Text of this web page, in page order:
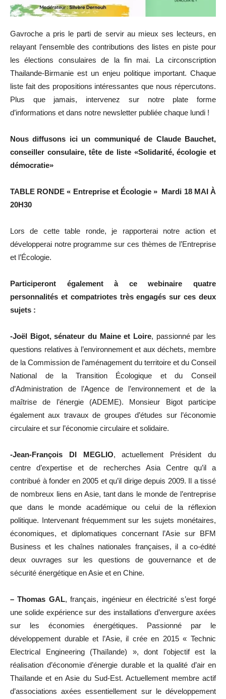
Gavroche a pris le parti de servir au mieux ses lecteurs, en
relayant l’ensemble des contributions des listes en piste pour
les élections consulaires de la fin mai. La circonscription
Thailande-Birmanie est un enjeu politique important. Chaque
liste fait des propositions intéressantes que nous répercutons.
Plus que jamais, intervenez sur notre plate forme
d’informations et dans notre newsletter publiée chaque lundi !
Nous diffusons ici un communiqué de Claude Bauchet,
conseiller consulaire, tête de liste «Solidarité, écologie et
démocratie»
TABLE RONDE « Entreprise et Écologie » Mardi 18 MAI À
20H30
Lors de cette table ronde, je rapporterai notre action et
développerai notre programme sur ces thèmes de l’Entreprise
et l’Écologie.
Participeront également à ce webinaire quatre
personnalités et compatriotes très engagés sur ces deux
sujets :
-Joël Bigot, sénateur du Maine et Loire, passionné par les
questions relatives à l’environnement et aux déchets, membre
de la Commission de l’aménagement du territoire et du Conseil
National de la Transition Écologique et du Conseil
d’Administration de l’Agence de l’environnement et de la
maîtrise de l’énergie (ADEME). Monsieur Bigot participe
également aux travaux de groupes d’études sur l’économie
circulaire et sur l’économie circulaire et solidaire.
-Jean-François DI MEGLIO, actuellement Président du
centre d’expertise et de recherches Asia Centre qu’il a
contribué à fonder en 2005 et qu’il dirige depuis 2009. Il a tissé
de nombreux liens en Asie, tant dans le monde de l’entreprise
que dans le monde académique ou celui de la réflexion
politique. Intervenant fréquemment sur les sujets monétaires,
économiques, et diplomatiques concernant l’Asie sur BFM
Business et les chaînes nationales françaises, il a co-édité
deux ouvrages sur les questions de gouvernance et de
sécurité énergétique en Asie et en Chine.
– Thomas GAL, français, ingénieur en électricité s’est forgé
une solide expérience sur des installations d’envergure axées
sur les économies énergétiques. Passionné par le
développement durable et l’Asie, il crée en 2015 « Technic
Electrical Engineering (Thaïlande) », dont l’objectif est la
réalisation d’économie d’énergie durable et la qualité d’air en
Thaïlande et en Asie du Sud-Est. Actuellement membre actif
d’associations axées essentiellement sur le développement